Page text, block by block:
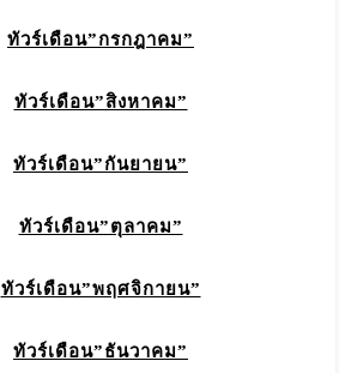
ทัวร์เดือน”กรกฎาคม”
ทัวร์เดือน”สิงหาคม”
ทัวร์เดือน”กันยายน”
ทัวร์เดือน”ตุลาคม”
ทัวร์เดือน”พฤศจิกายน”
ทัวร์เดือน”ธันวาคม”